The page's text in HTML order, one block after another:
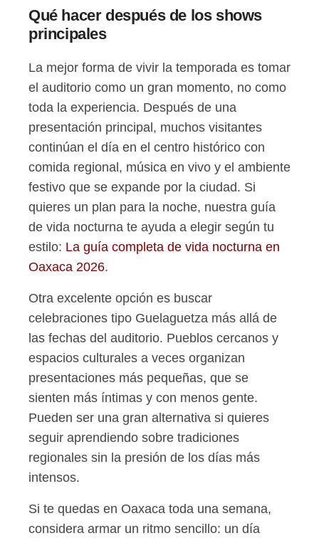
Qué hacer después de los shows
principales
La mejor forma de vivir la temporada es tomar
el auditorio como un gran momento, no como
toda la experiencia. Después de una
presentación principal, muchos visitantes
continúan el día en el centro histórico con
comida regional, música en vivo y el ambiente
festivo que se expande por la ciudad. Si
quieres un plan para la noche, nuestra guía
de vida nocturna te ayuda a elegir según tu
estilo: La guía completa de vida nocturna en
Oaxaca 2026.
Otra excelente opción es buscar
celebraciones tipo Guelaguetza más allá de
las fechas del auditorio. Pueblos cercanos y
espacios culturales a veces organizan
presentaciones más pequeñas, que se
sienten más íntimas y con menos gente.
Pueden ser una gran alternativa si quieres
seguir aprendiendo sobre tradiciones
regionales sin la presión de los días más
intensos.
Si te quedas en Oaxaca toda una semana,
considera armar un ritmo sencillo: un día